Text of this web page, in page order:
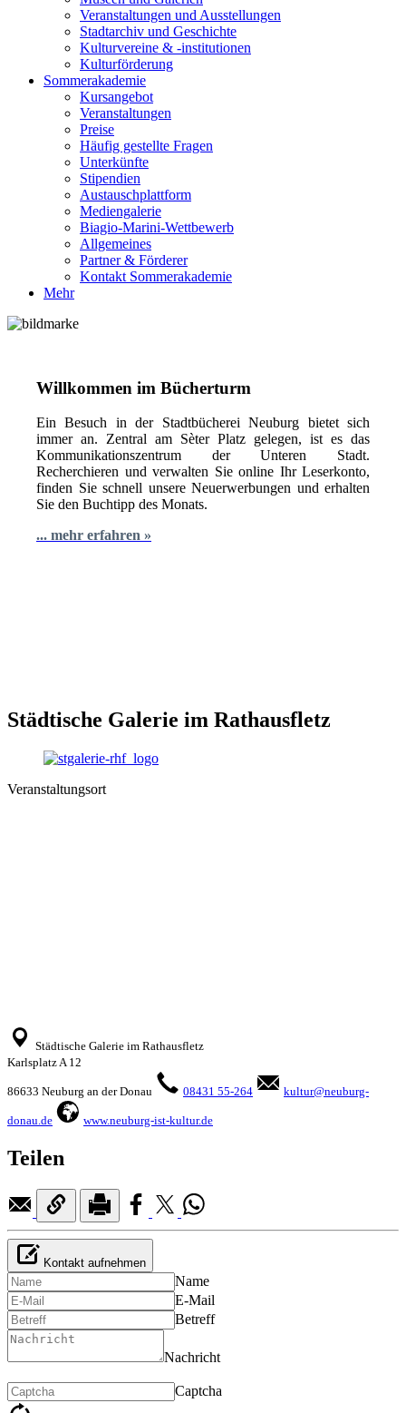
Veranstaltungen und Ausstellungen
Stadtarchiv und Geschichte
Kulturvereine & -institutionen
Kulturförderung
Sommerakademie
Kursangebot
Veranstaltungen
Preise
Häufig gestellte Fragen
Unterkünfte
Stipendien
Austauschplattform
Mediengalerie
Biagio-Marini-Wettbewerb
Allgemeines
Partner & Förderer
Kontakt Sommerakademie
Mehr
Willkommen im Bücherturm
Ein Besuch in der Stadtbücherei Neuburg bietet sich
immer an. Zentral am Sèter Platz gelegen, ist es das
Kommunikationszentrum der Unteren Stadt.
Recherchieren und verwalten Sie online Ihr Leserkonto,
finden Sie schnell unsere Neuerwerbungen und erhalten
Sie den Buchtipp des Monats.
... mehr erfahren »
Städtische Galerie im Rathausfletz
Veranstaltungsort
Städtische Galerie im Rathausfletz
Karlsplatz A 12
86633 Neuburg an der Donau 08431 55-264 kultur@neuburg-
donau.de www.neuburg-ist-kultur.de
Teilen
Kontakt aufnehmen
Name
E-Mail
Betreff
Nachricht
Captcha